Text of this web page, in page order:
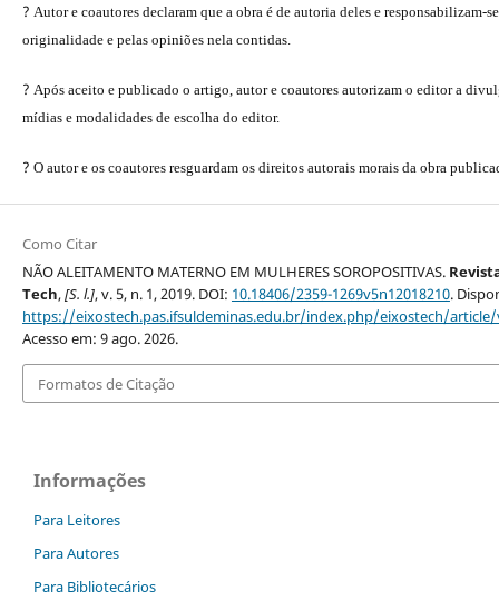
? Autor e coautores declaram que a obra é de autoria deles e responsabilizam-
originalidade e pelas opiniões nela contidas.
? Após aceito e publicado o artigo, autor e coautores autorizam o editor a
mídias e modalidades de escolha do editor.
? O autor e os coautores resguardam os direitos autorais morais da obra
Como Citar
NÃO ALEITAMENTO MATERNO EM MULHERES SOROPOSITIVAS.
Tech,[S. l.], v. 5, n. 1, 2019. DOI: 10.18406/2359-1269v5n12018210.
https://eixostech.pas.ifsuldeminas.edu.br/index.php/eixostech/
Acesso em: 9 ago. 2026.
Formatos de Citação
Informações
Para Leitores
Para Autores
Para Bibliotecários